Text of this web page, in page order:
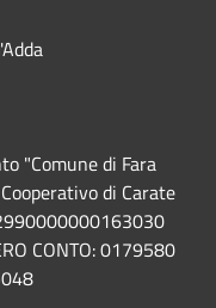
"Comune di Fara
di Carate
CONTO: 0179580